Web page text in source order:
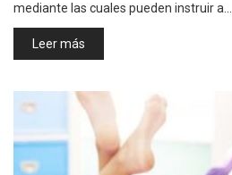
mediante las cuales pueden instruir a…
Leer más